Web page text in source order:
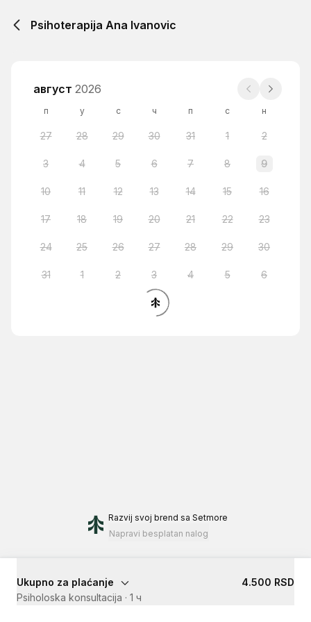
Psihoterapija Ana Ivanovic
август 2026
п у с ч п с н
27 28 29 30 31 1 2
3 4 5 6 7 8 9
10 11 12 13 14 15 16
17 18 19 20 21 22 23
24 25 26 27 28 29 30
31 1 2 3 4 5 6
Razvij svoj brend sa Setmore
Napravi besplatan nalog
Ukupno za plaćanje
4.500 RSD
Psiholoska konsultacija · 1 ч